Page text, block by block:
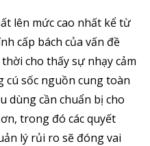
lên mức cao nhất kể từ
cấp bách của vấn đề
cho thấy sự nhạy cảm
sốc nguồn cung toàn
dùng cần chuẩn bị cho
trong đó các quyết
lý rủi ro sẽ đóng vai